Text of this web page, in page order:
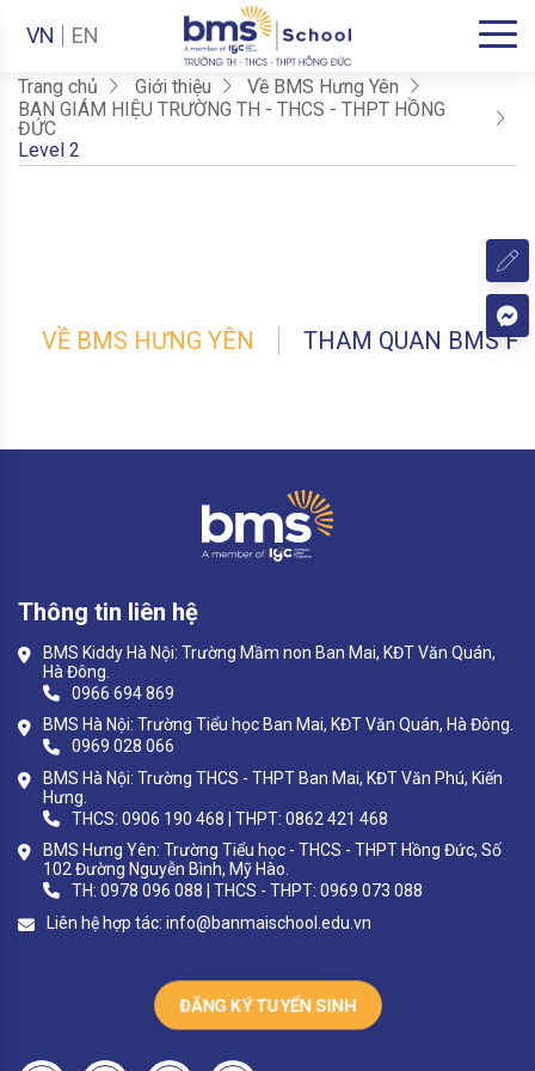
VN EN
Trang chủ Giới thiệu
Về BMS Hưng Yên
BAN GIÁM HIỆU TRƯỜNG TH - THCS - THPT HỒNG
ĐỨC
Level 2
VỀ BMS HƯNG YÊN THAM QUAN BMS
Thông tin liên hệ
BMS Kiddy Hà Nội: Trường Mầm non Ban Mai, KĐT Văn Quán,
Hà Đông.
0966 694 869
BMS Hà Nội: Trường Tiểu học Ban Mai, KĐT Văn Quán, Hà Đông.
0969 028 066
BMS Hà Nội: Trường THCS - THPT Ban Mai, KĐT Văn Phú, Kiến
Hưng.
THCS: 0906 190 468 | THPT: 0862 421 468
BMS Hưng Yên: Trường Tiểu học - THCS - THPT Hồng Đức, Số
102 Đường Nguyễn Bình, Mỹ Hào.
TH: 0978 096 088 | THCS - THPT: 0969 073 088
Liên hệ hợp tác: info@banmaischool.edu.vn
ĐĂNG KÝ TUYỂN SINH